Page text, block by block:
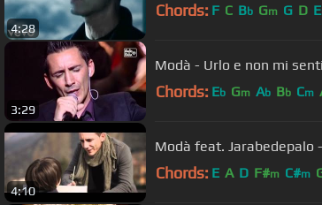
4:28
Chords: F C Bb Gm G D E
3:29
Modà - Urlo e non mi
Chords: Eb Gm Ab Bb Cm
4:10
Modà feat. Jarabedepalo
Chords: E A D F#m C#m